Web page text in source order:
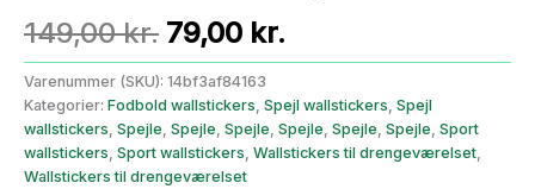
149,00kr. Den
oprindelige
pris
var:
79,00 kr.
pris
Varenummer (SKU): 14bf3af84163
Kategorier: Fodbold wallstickers Spejl wallstickers Spejl
wallstickers Spejle Spejle Spejle Spejle Spejle Spejle Sport
wallstickers Sport wallstickers Wallstickers til drengeværelset
Wallstickers til drengeværelset